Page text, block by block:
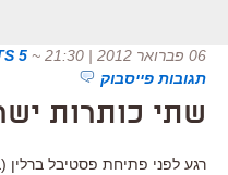
06 פברואר 2012 | 21:30 ~
5 COMMENTS
תגובות פייסבוק
שתי כותרות
רגע לפני פתיחת פסטיבל ברלין